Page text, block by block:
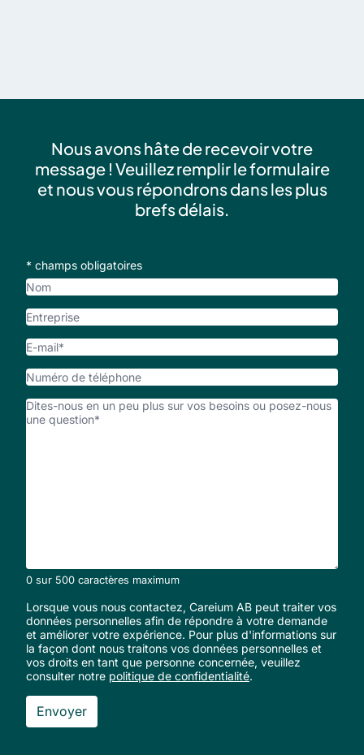
Nous avons hâte de recevoir votre
message ! Veuillez remplir le formulaire
et nous vous répondrons dans les plus
brefs délais.
* champs obligatoires
Nom
Entreprise
E-
Numéro
téléphone
Comment
pouvpons-
0 sur 500 caractères maximum
Lorsque vous nous contactez, Careium AB peut traiter vos
données personnelles afin de répondre à votre demande
et améliorer votre expérience. Pour plus d'informations sur
la façon dont nous traitons vos données personnelles et
vos droits en tant que personne concernée, veuillez
consulter notre politique de confidentialité.